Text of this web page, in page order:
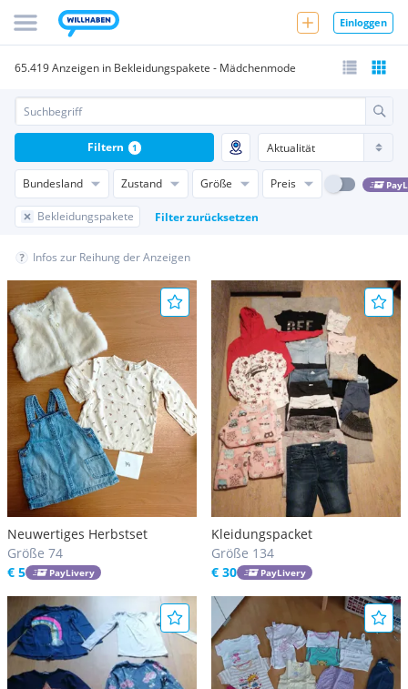
Einloggen
65.419 Anzeigen in Bekleidungspakete - Mädchenmode
Bundesland Zustand Größe Preis
Bekleidungspakete Filter zurücksetzen
Filtern 1
Infos zur Reihung der Anzeigen
Neuwertiges Herbstset
Größe 74
€ 5
PayLivery
Kleidungspacket
Größe 134
€ 30
PayLivery